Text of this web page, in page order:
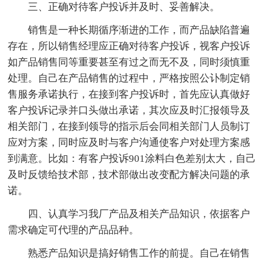
三、正确对待客户投诉并及时、妥善解决。
销售是一种长期循序渐进的工作，而产品缺陷普遍
存在，所以销售经理应正确对待客户投诉，视客户投诉
如产品销售同等重要甚至有过之而无不及，同时须慎重
处理。自己在产品销售的过程中，严格按照公讣制定销
售服务承诺执行，在接到客户投诉时，首先应认真做好
客户投诉记录并口头做出承诺，其次应及时汇报领导及
相关部门，在接到领导的指示后会同相关部门人员制订
应对方案，同时应及时与客户沟通使客户对处理方案感
到满意。比如：有客户投诉901涂料白色差别太大，自己
及时反馈给技术部，技术部做出改变配方解决问题的承
诺。
四、认真学习我厂产品及相关产品知识，依据客户
需求确定可代理的产品品种。
熟悉产品知识是搞好销售工作的前提。自己在销售